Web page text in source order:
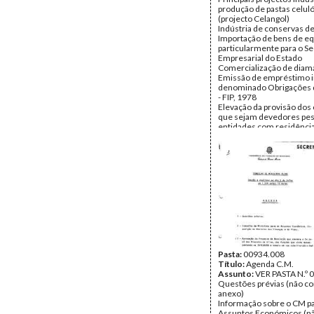
Página(s):118
produção de pastas
(projecto Celangol)
Indústria de conservas
Importação de bens de
particularmente para o
Empresarial do Estado
Comercialização de
Emissão de empréstimo
denominado Obrigações
- FIP, 1978
Elevação da provisão
que sejam devedores
entidades com
portuguesas
Desintervenção do
Urbanizações, Lda.
Desintervenção do
Companhia de
Prediais, SARL
Desintervenção do
Empresa Industrial de
Lda.
Declaração de situação
difícil na Ornitex -
Técnica de Exportação,
cessação da intervenção
nesta empresa
Desintervenção do
Estaleiro António Pena -
Pasta:00934.008
Título:Agenda C.M.
Assunto:VER PASTA N.º
Questões prévias (não
anexo)
Informação sobre o CM